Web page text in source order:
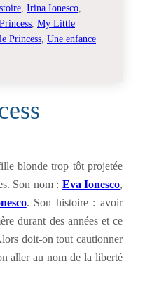
Irina Ionesco
My Little
Princess Une enfance
blonde trop tôt projetée
Son nom : Eva Ionesco,
. Son histoire : avoir
durant des années et ce
doit-on tout cautionner
aller au nom de la liberté